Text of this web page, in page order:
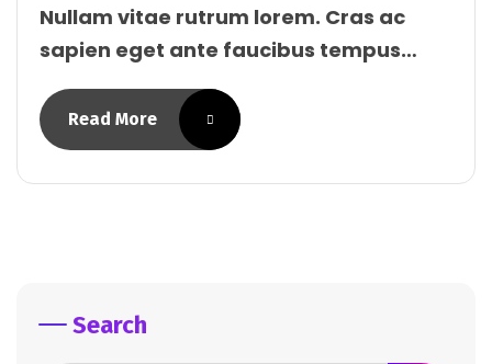
Nullam vitae rutrum lorem. Cras ac
sapien eget ante faucibus tempus…
Read More
Search